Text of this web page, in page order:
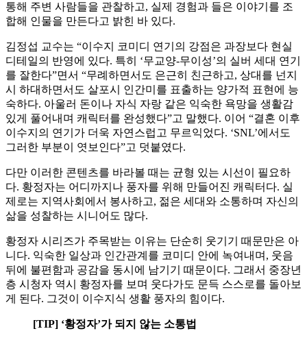
통해 주변 사람들을 관찰하고, 실제 경험과 들은 이야기를 조
합해 인물을 만든다고 밝힌 바 있다.
김정섭 교수는 “이수지 코미디 연기의 강점은 과장보다 현실
디테일의 반영에 있다. 특히 ‘무교양-무이성’의 실버 세대 연기
를 잘한다”면서 “무례하면서도 은근히 친근하고, 상대를 넌지
시 하대하면서도 살포시 인간미를 표출하는 양가적 표현에 능
숙하다. 아울러 돈이나 자식 자랑 같은 익숙한 욕망을 생활감
있게 풀어내며 캐릭터를 완성했다”고 말했다. 이어 “결혼 이후
이수지의 연기가 더욱 자연스럽고 무르익었다. ‘SNL’에서도
그러한 부분이 엿보인다”고 덧붙였다.
다만 이러한 콘텐츠를 바라볼 때는 균형 있는 시선이 필요하
다. 황정자는 어디까지나 풍자를 위해 만들어진 캐릭터다. 실
제로는 지역사회에서 봉사하고, 젊은 세대와 소통하며 자신의
삶을 성찰하는 시니어도 많다.
황정자 시리즈가 주목받는 이유는 단순히 웃기기 때문만은 아
니다. 익숙한 일상과 인간관계를 코미디 안에 녹여내며, 웃음
뒤에 불편함과 공감을 동시에 남기기 때문이다. 그래서 중장년
층 시청자 역시 황정자를 보며 웃다가도 문득 스스로를 돌아보
게 된다. 그것이 이수지식 생활 풍자의 힘이다.
[TIP] ‘황정자’가 되지 않는 소통법